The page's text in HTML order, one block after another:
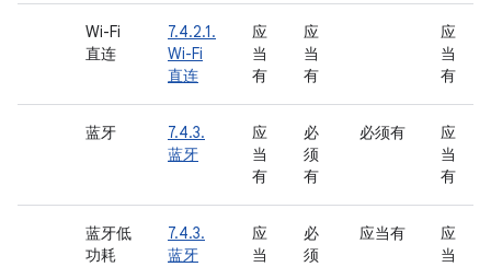
Wi-Fi
直连
7.4.2.1.
Wi-Fi
直连
应
当
有
应
当
有
应
当
有
蓝牙
7.4.3.
蓝牙
应
当
有
必
须
有
必须有
应
当
有
蓝牙低
功耗
7.4.3.
蓝牙
应
当
必
须
应当有
应
当